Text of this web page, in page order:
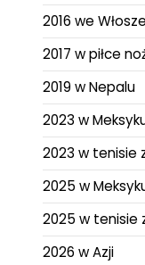
2016 we
2017 w piłce
2019 w Nepalu
2023 w
2023 w tenisie
2025 w
2025 w tenisie
2026 w Azji